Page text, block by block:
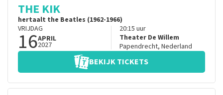
THE KIK
hertaalt the Beatles (1962-1966)
VRIJDAG
16APRIL
2027
20:15 uur
Theater De Willem
Papendrecht, Nederland
BEKIJK TICKETS